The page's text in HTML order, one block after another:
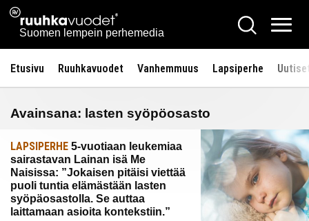
Siirry
sisältöön
Ruuhkavuodet.fi
Suomen lempein perhemedia
Hae
Etusivu Ruuhkavuodet Vanhemmuus Lapsiperhe
Avainsana: lasten syöpöosasto
LAPSIPERHE 5-vuotiaan leukemiaa
sairastavan Lainan isä Me
Naisissa: ”Jokaisen pitäisi viettää
puoli tuntia elämästään lasten
syöpäosastolla. Se auttaa
laittamaan asioita kontekstiin.”